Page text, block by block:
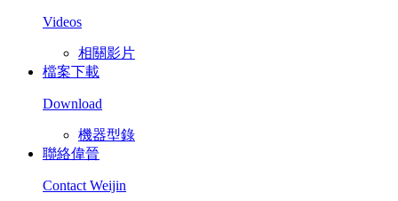
Videos
相關影片
檔案下載
Download
機器型錄
聯絡偉晉
Contact Weijin